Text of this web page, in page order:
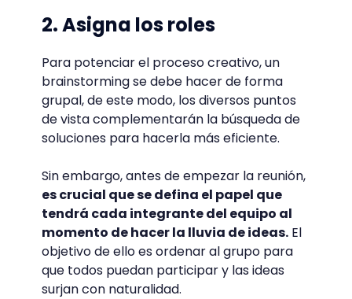
2. Asigna los roles
Para potenciar el proceso creativo, un
brainstorming se debe hacer de forma
grupal, de este modo, los diversos puntos
de vista complementarán la búsqueda de
soluciones para hacerla más eficiente.
Sin embargo, antes de empezar la reunión,
es crucial que se defina el papel que
tendrá cada integrante del equipo al
momento de hacer la lluvia de ideas.El
objetivo de ello es ordenar al grupo para
que todos puedan participar y las ideas
surjan con naturalidad.